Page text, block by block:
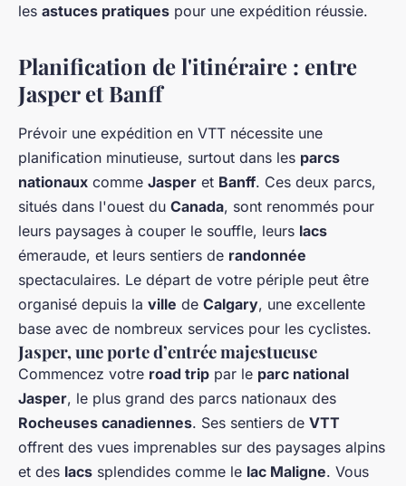
les astuces pratiques pour une expédition réussie.
Planification de l'itinéraire : entre
Jasper et Banff
Prévoir une expédition en VTT nécessite une
planification minutieuse, surtout dans les parcs
nationaux comme Jasper et Banff. Ces deux parcs,
situés dans l'ouest du Canada, sont renommés pour
leurs paysages à couper le souffle, leurs lacs
émeraude, et leurs sentiers de randonnée
spectaculaires. Le départ de votre périple peut être
organisé depuis la ville de Calgary, une excellente
base avec de nombreux services pour les cyclistes.
Jasper, une porte d’entrée majestueuse
Commencez votre road trip par le parc national
Jasper, le plus grand des parcs nationaux des
Rocheuses canadiennes. Ses sentiers de VTT
offrent des vues imprenables sur des paysages alpins
et des lacs splendides comme le lac Maligne. Vous